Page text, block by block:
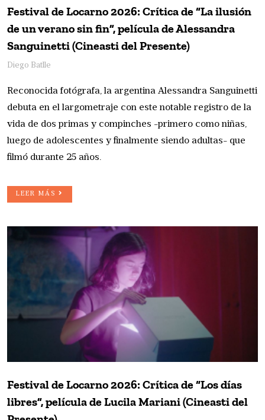
Festival de Locarno 2026: Crítica de “La ilusión
de un verano sin fin”, película de Alessandra
Sanguinetti (Cineasti del Presente)
Diego Batlle
Reconocida fotógrafa, la argentina Alessandra Sanguinetti
debuta en el largometraje con este notable registro de la
vida de dos primas y compinches -primero como niñas,
luego de adolescentes y finalmente siendo adultas- que
filmó durante 25 años.
LEER MÁS
Festival de Locarno 2026: Crítica de “Los días
libres”, película de Lucila Mariani (Cineasti del